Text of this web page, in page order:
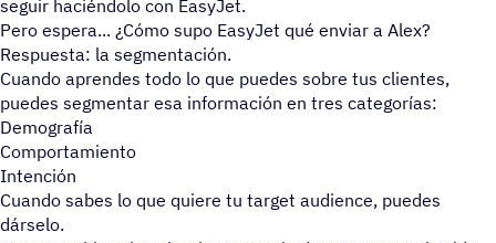
seguir haciéndolo con EasyJet.
Pero espera... ¿Cómo supo EasyJet qué enviar a Alex?
Respuesta: la segmentación.
Cuando aprendes todo lo que puedes sobre tus clientes,
puedes segmentar esa información en tres categorías:
Demografía
Comportamiento
Intención
Cuando sabes lo que quiere tu target audience, puedes
dárselo.